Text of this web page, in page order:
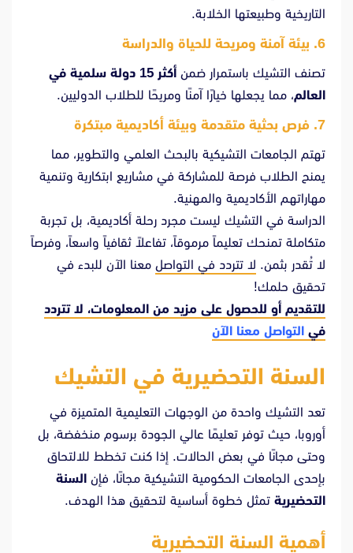
التاريخية وطبيعتها الخلابة.
6. بيئة آمنة ومريحة للحياة والدراسة
تصنف التشيك باستمرار ضمن
أكثر 15 دولة سلمية في
العالم، مما يجعلها خيارًا آمنًا ومريحًا للطلاب الدوليين.
7. فرص بحثية متقدمة وبيئة أكاديمية مبتكرة
تهتم الجامعات التشيكية بالبحث العلمي والتطوير، مما
يمنح الطلاب فرصة للمشاركة في مشاريع ابتكارية وتنمية
مهاراتهم الأكاديمية والمهنية.
الدراسة في التشيك ليست مجرد رحلة أكاديمية، بل تجربة
متكاملة تمنحك تعليماً مرموقاً، تفاعلاً ثقافياً واسعاً، وفرصاً
لا تُقدر بثمن. لا تتردد في التواصل معنا الآن للبدء في
تحقيق حلمك!
للتقديم أو للحصول على مزيد من المعلومات، لا تتردد
في التواصل معنا الآن
السنة التحضيرية في التشيك
تعد التشيك واحدة من الوجهات التعليمية المتميزة في
أوروبا، حيث توفر تعليمًا عالي الجودة برسوم منخفضة، بل
وحتى مجانًا في بعض الحالات. إذا كنت تخطط للالتحاق
بإحدى الجامعات الحكومية التشيكية مجانًا، فإن السنة
التحضيرية تمثل خطوة أساسية لتحقيق هذا الهدف.
أهمية السنة التحضيرية